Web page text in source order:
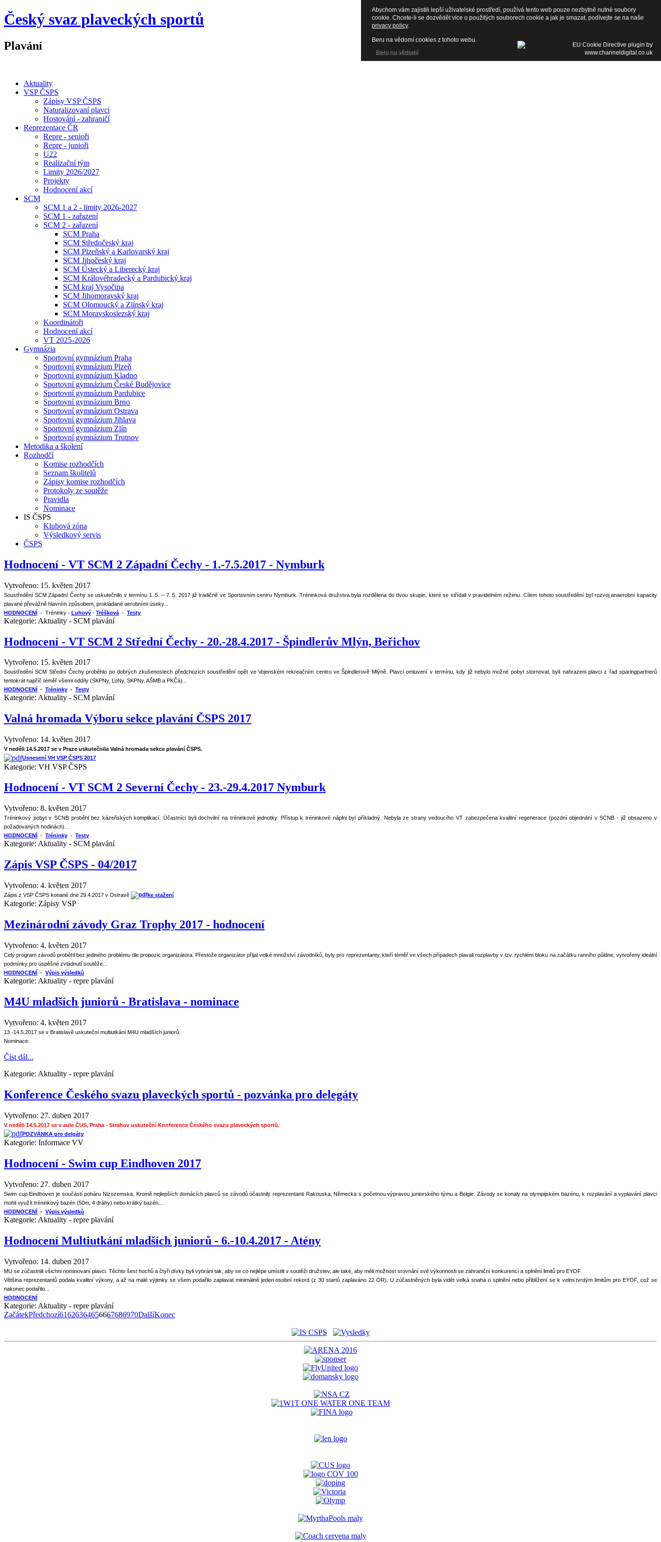
Český svaz plaveckých sportů
Plavání
Aktuality
VSP ČSPS
Zápisy VSP ČSPS
Naturalizovaní plavci
Hostování - zahraničí
Reprezentace ČR
Repre - senioři
Repre - junioři
U22
Realizační tým
Limity 2026/2027
Projekty
Hodnocení akcí
SCM
SCM 1 a 2 - limity 2026-2027
SCM 1 - zařazení
SCM 2 - zařazení
SCM Praha
SCM Středočeský kraj
SCM Plzeňský a Karlovarský kraj
SCM Jihočeský kraj
SCM Ústecký a Liberecký kraj
SCM Královéhradecký a Pardubický kraj
SCM kraj Vysočina
SCM Jihomoravský kraj
SCM Olomoucký a Zlínský kraj
SCM Moravskoslezský kraj
Koordinátoři
Hodnocení akcí
VT 2025-2026
Gymnázia
Sportovní gymnázium Praha
Sportovní gymnázium Plzeň
Sportovní gymnázium Kladno
Sportovní gymnázium České Budějovice
Sportovní gymnázium Pardubice
Sportovní gymnázium Brno
Sportovní gymnázium Ostrava
Sportovní gymnázium Jihlava
Sportovní gymnázium Zlín
Sportovní gymnázium Trutnov
Metodika a školení
Rozhodčí
Komise rozhodčích
Seznam školitelů
Zápisy komise rozhodčích
Protokoly ze soutěže
Pravidla
Nominace
IS ČSPS
Klubová zóna
Výsledkový servis
ČSPS
Hodnocení - VT SCM 2 Západní Čechy - 1.-7.5.2017 - Nymburk
Vytvořeno: 15. květen 2017
Soustředění SCM Západní Čechy se uskutečnilo v termínu 1. 5. – 7. 5. 2017 již tradičně ve Sportovním centru Nymburk. Tréninková družstva byla rozdělena do dvou skupin, které sestřídali v pravidelném režimu. Cílem tohoto soustředění byl rozvoj anaerobní kapacity
plavané převážně hlavním způsobem, prokládané aerobními úseky...
HODNOCENÍ - Tréninky - Luhový - Tréšková - Testy
Kategorie: Aktuality - SCM plavání
Hodnocení - VT SCM 2 Střední Čechy - 20.-28.4.2017 - Špindlerův Mlýn, Beřichov
Vytvořeno: 15. květen 2017
Soustředění SCM Střední Čechy proběhlo po dobrých zkušenostech předchozích soustředění opět ve Vojenském rekreačním centru ve Špindlerově Mlýně. Plavci omluvení v termínu, kdy již nebylo možné pobyt stornovat, byli nahrazeni plavci z řad sparingpartnerů
tentokrát napříč téměř všemi oddíly (SKPNy, LoNy, SKPNy, AŠMB a PKČá)...
HODNOCENÍ
- Tréninky - Testy
Kategorie: Aktuality - SCM plavání
Valná hromada Výboru sekce plavání ČSPS 2017
Vytvořeno: 14. květen 2017
V neděli 14.5.2017 se v Praze uskutečnila Valná hromada sekce plavání ČSPS.
Usnesení VH VSP ČSPS 2017
Kategorie: VH VSP ČSPS
Hodnocení - VT SCM 2 Severní Čechy - 23.-29.4.2017 Nymburk
Vytvořeno: 8. květen 2017
Tréninkový pobyt v SCNB proběhl bez kázeňských komplikací. Účastníci byli dochvilní na tréninkové jednotky. Přístup k tréninkové náplni byl příkladný. Nebyla ze strany vedoucího VT zabezpečena kvalitní regenerace (pozdní objednání v SCNB - již obsazeno v
požadovaných hodinách)...
HODNOCENÍ
- Tréninky - Testy
Kategorie: Aktuality - SCM plavání
Zápis VSP ČSPS - 04/2017
Vytvořeno: 4. květen 2017
Zápis z VSP ČSPS konané dne 29.4.2017 v Ostravě ke stažení
Kategorie: Zápisy VSP
Mezinárodní závody Graz Trophy 2017 - hodnocení
Vytvořeno: 4. květen 2017
Celý program závodů proběhl bez jediného problému dle propozic organizátora. Přestože organizátor přijal velké množství závodníků, byly pro reprezentanty, kteří téměř ve všech případech plavali rozplavby v tzv. rychlém bloku na začátku ranního půldne, vytvořeny ideální
podmínky pro úspěšné zvládnutí soutěže...
HODNOCENÍ - Výpis výsledků
Kategorie: Aktuality - repre plavání
M4U mladších juniorů - Bratislava - nominace
Vytvořeno: 4. květen 2017
13.-14.5.2017 se v Bratislavě uskuteční multiutkání M4U mladších juniorů.
Nominace:
Číst dál...
Kategorie: Aktuality - repre plavání
Konference Českého svazu plaveckých sportů - pozvánka pro delegáty
Vytvořeno: 27. duben 2017
V neděli 14.5.2017 se v aule ČUS, Praha - Strahov uskuteční Konference Českého svazu plaveckých sportů.
POZVÁNKA pro delgáty
Kategorie: Informace VV
Hodnocení - Swim cup Eindhoven 2017
Vytvořeno: 27. duben 2017
Swim cup Eindhoven je součástí poháru Nizozemska. Kromě nejlepších domácích plavců se závodů účastnily reprezentanti Rakouska, Německa s početnou výpravou juniorského týmu a Belgie. Závody se konaly na olympijském bazénu, k rozplavání a vyplavání plavci
mohli využít tréninkový bazén (50m, 4 dráhy) nebo krátký bazén...
HODNOCENÍ - Výpis výsledků
Kategorie: Aktuality - repre plavání
Hodnocení Multiutkání mladších juniorů - 6.-10.4.2017 - Atény
Vytvořeno: 14. duben 2017
MU se zúčastnili všichni nominovaní plavci. Těchto šest hochů a čtyři dívky byli vybráni tak, aby se co nejlépe umístili v soutěži družstev, ale také, aby měli možnost srovnání své výkonnosti se zahraniční konkurencí a splnění limitů pro EYOF.
Většina reprezentantů podala kvalitní výkony, a až na malé výjimky se všem podařilo zaplavat minimálně jeden osobní rekord (z 30 startů zaplaváno 22 OR). U zúčastněných byla vidět velká snaha o splnění nebo přiblížení se k velmi tvrdým limitům pro EYOF, což se
nakonec podařilo...
HODNOCENÍ
Kategorie: Aktuality - repre plavání
ZačátekPředchozí61626364656667686970DalšíKonec
Abychom vám zajistili lepší uživatelské prostředí, používá tento web pouze nezbytně nutné soubory
cookie. Chcete-li se dozvědět více o použitých souborech cookie a jak je smazat, podívejte se na naše
privacy policy.
Beru na vědomí cookies z tohoto webu.
Beru na vědomí